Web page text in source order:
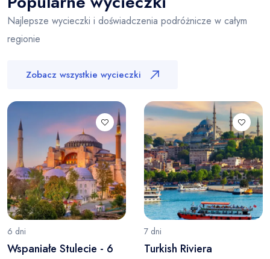
Najlepsze wycieczki i doświadczenia podróżnicze w całym
regionie
Zobacz wszystkie wycieczki
6 dni
Wspaniałe Stulecie - 6
7 dni
Turkish Riviera